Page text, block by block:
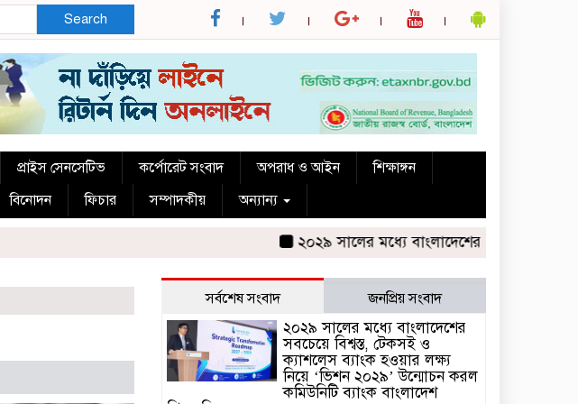
Search
প্রাইস সেনসেটিভ কর্পোরেট সংবাদ অপরাধ ও আইন
শিক্ষাঙ্গন
বিনোদন ফিচার সম্পাদকীয় অন্যান্য
২০২৯ সালের মধ্যে বাংলাদেশের সবচেয়ে বিশ্বস্ত,
সর্বশেষ সংবাদ জনপ্রিয় সংবাদ
২০২৯ সালের মধ্যে বাংলাদেশের
সবচেয়ে বিশ্বস্ত, টেকসই ও
ক্যাশলেস ব্যাংক হওয়ার লক্ষ্য
নিয়ে ‘ভিশন ২০২৯’ উন্মোচন করল
কমিউনিটি ব্যাংক বাংলাদেশ